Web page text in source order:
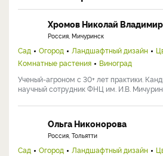
Хромов Николай
Россия, Мичуринск
Сад Огород Ландшафтный дизайн
Комнатные растения
Виноград
Ученый-агроном с 30+ лет практики.
научный сотрудник ФНЦ им. И.В. Мичурина,
Ольга Никонорова
Россия, Тольятти
Сад Огород Ландшафтный дизайн